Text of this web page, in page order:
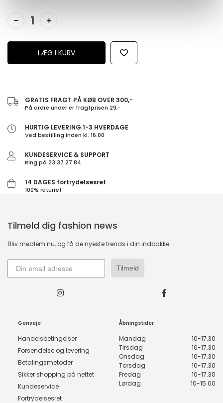
GRATIS FRAGT PÅ KØB OVER 300,-
På ordre under er fragtprisen 29,-
HURTIG LEVERING 1-3 HVERDAGE
Ved bestilling inden kl. 16.00
KUNDESERVICE & SUPPORT
Ring på 23 37 27 84
14 DAGES fortrydelsesret
100% returret
Tilmeld dig fashion news
Bliv medlem nu, og få de nyeste trends i din indbakke
Tilmeld
Genveje
Handelsbetingelser
Forsendelse og levering
Betalingsmetoder
Sikker shopping på nettet
Kundeservice
Fortrydelsesret
Åbningstider
Mandag
10-17.30
Tirsdag
10-17.30
Onsdag
10-17.30
Torsdag
10-17.30
Fredag
10-17.30
Lørdag
10-15.00